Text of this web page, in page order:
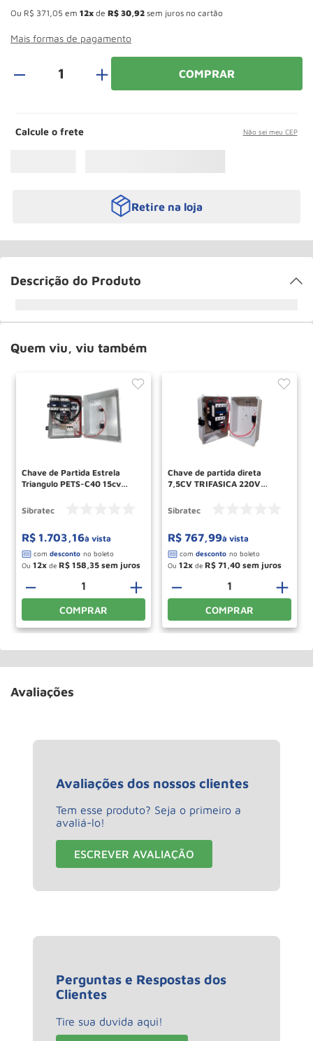
Ou R$ 371 05 em 12 de R$ 30 92 sem juros no cartão
Mais formas de pagamento
＋ COMPRAR
Calcule o frete Não sei meu CEP
Retire na loja
Descrição do Produto
Quem viu, viu também
Chave de Partida Estrela
Triangulo PETS-C40 15cv
SIBRATEC
Sibratec
R$ 1.703,16à vista
Ou 12 de R$ 158,35
＋
－
COMPRAR
Chave de partida direta
7,5CV TRIFASICA 220V
Sibratec
R$ 767,99à vista
Ou 12 de R$ 71,40
＋
－
COMPRAR
Avaliações
Avaliações dos nossos clientes
Tem esse produto? Seja o primeiro a
avaliá-lo!
ESCREVER AVALIAÇÃO
Perguntas e Respostas dos
Clientes
Tire sua duvida aqui!
10º Rodizio